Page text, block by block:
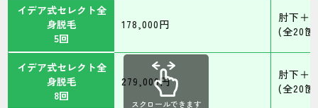
イデア式セレクト全
身脱毛
5回
178,000円
肘下＋
(全20
イデア式セレクト全
身脱毛
8回
279,000円
肘下＋
(全20
スクロールできます